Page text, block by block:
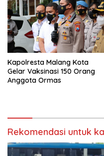
Kapolresta Malang Kota
Gelar Vaksinasi 150 Orang
Anggota Ormas
Rekomendasi untuk